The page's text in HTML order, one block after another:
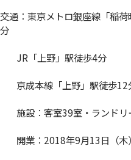
交通：東京メトロ銀座線「稲
分
JR「上野」駅徒歩4分
京成本線「上野」駅徒歩12
施設：客室39室・ランドリ
開業：2018年9月13日（木）